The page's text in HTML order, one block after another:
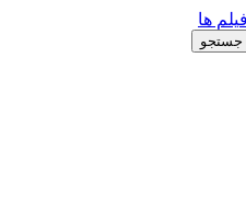
جستجو